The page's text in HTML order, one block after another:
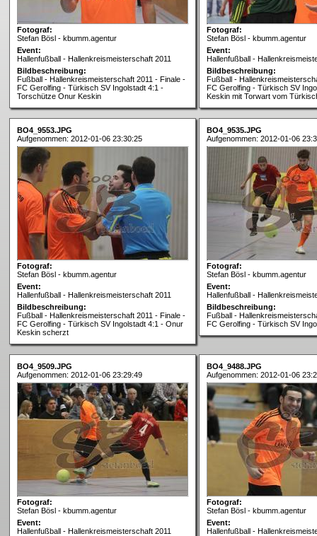
Fotograf:
Stefan Bösl - kbumm.agentur
Event:
Hallenfußball - Hallenkreismeisterschaft 2011
Bildbeschreibung:
Fußball - Hallenkreismeisterschaft 2011 - Finale -
FC Gerolfing - Türkisch SV Ingolstadt 4:1 -
Torschütze Onur Keskin
Fotograf:
Stefan Bösl - kbumm.agentur
Event:
Hallenfußball -
Bildbeschreibung:
Fußball -
FC Gerolfing - Türkisch SV
Keskin mit Torwart vom
BO4_9553.JPG
Aufgenommen: 2012-01-06 23:30:25
Fotograf:
Stefan Bösl - kbumm.agentur
Event:
Hallenfußball - Hallenkreismeisterschaft 2011
Bildbeschreibung:
Fußball - Hallenkreismeisterschaft 2011 - Finale -
FC Gerolfing - Türkisch SV Ingolstadt 4:1 - Onur
Keskin scherzt
BO4_9535.JPG
Aufgenommen: 2012-01-06
Fotograf:
Stefan Bösl - kbumm.agentur
Event:
Hallenfußball -
Bildbeschreibung:
Fußball -
FC Gerolfing - Türkisch SV
BO4_9509.JPG
Aufgenommen: 2012-01-06 23:29:49
Fotograf:
Stefan Bösl - kbumm.agentur
Event:
Hallenfußball - Hallenkreismeisterschaft 2011
BO4_9488.JPG
Aufgenommen: 2012-01-06
Fotograf:
Stefan Bösl - kbumm.agentur
Event:
Hallenfußball -